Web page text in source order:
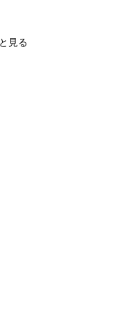
見る